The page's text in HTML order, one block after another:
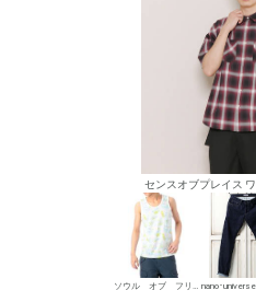
センスオブプレイス
ソウル オブ フリーダム！ タンクトップ